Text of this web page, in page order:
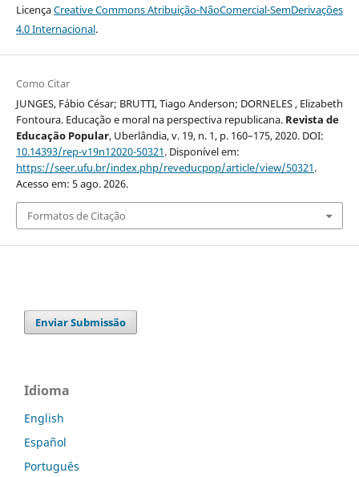
LicençaCreative Commons Atribuição-NãoComercial-SemDerivações
4.0 Internacional.
Como Citar
JUNGES, Fábio César; BRUTTI, Tiago Anderson; DORNELES , Elizabeth
Fontoura. Educação e moral na perspectiva republicana. Revista de
Educação Popular, Uberlândia, v. 19, n. 1, p. 160–175, 2020. DOI:
10.14393/rep-v19n12020-50321. Disponível em:
https://seer.ufu.br/index.php/reveducpop/article/view/50321.
Acesso em: 5 ago. 2026.
Formatos de Citação
Enviar Submissão
Idioma
English
Español
Português